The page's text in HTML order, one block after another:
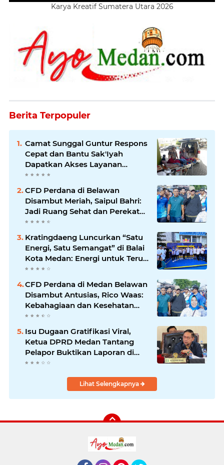
Karya Kreatif Sumatera Utara 2026
Berita Terpopuler
Camat Sunggal Guntur Respons
Cepat dan Bantu Sak'Iyah
Dapatkan Akses Layanan
Kesehatan
CFD Perdana di Belawan
Disambut Meriah, Saipul Bahri:
Jadi Ruang Sehat dan Perekat
Kebersamaan Warga Medan
Utara
Kratingdaeng Luncurkan “Satu
Energi, Satu Semangat” di Balai
Kota Medan: Energi untuk Terus
Bergerak Maju
CFD Perdana di Medan Belawan
Disambut Antusias, Rico Waas:
Kebahagiaan dan Kesehatan
Harus Hadir di Seluruh Penjuru
Isu Dugaan Gratifikasi Viral,
Ketua DPRD Medan Tantang
Pelapor Buktikan Laporan di
KPK dan Kejagung
Lihat Selengkapnya